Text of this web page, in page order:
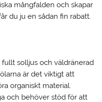
mångfalden och skapar
du ju en sådan fin rabatt.
solljus och väldränerad
är det viktigt att
organiskt material.
och behöver stöd för att